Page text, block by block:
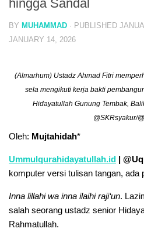
hingga Sandal
BY MUHAMMAD · PUBLISHED
JANUARY 14, 2026
(Almarhum) Ustadz Ahmad Fitri
sela mengikuti kerja bakti
Hidayatullah Gunung Tembak,
@SKRsyakur/
Oleh: Mujtahidah*
Ummulqurahidayatullah.id |
komputer versi tulisan tangan, ada
Inna lillahi wa inna ilaihi raji‘un.
salah seorang ustadz senior
Rahmatullah.